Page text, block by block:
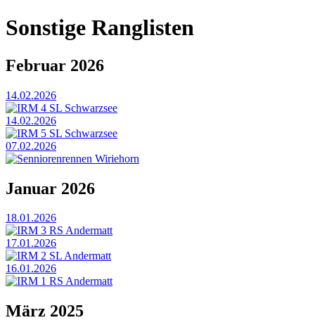
Sonstige Ranglisten
Februar 2026
14.02.2026
IRM 4 SL Schwarzsee
14.02.2026
IRM 5 SL Schwarzsee
07.02.2026
Senniorenrennen Wiriehorn
Januar 2026
18.01.2026
IRM 3 RS Andermatt
17.01.2026
IRM 2 SL Andermatt
16.01.2026
IRM 1 RS Andermatt
März 2025